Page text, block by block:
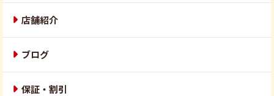
店舗紹介
ブログ
保証・割引